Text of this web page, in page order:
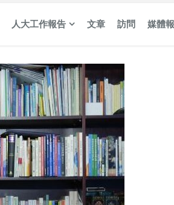
人大工作報告 文章 訪問 媒體